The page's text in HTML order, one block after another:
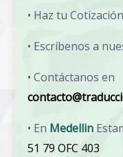
• Haz tu Cotización
• Escríbenos a
• Contáctanos en
• En Medellin
51 79 OFC 403